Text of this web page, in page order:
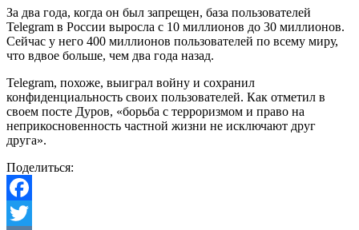
За два года, когда он был запрещен, база пользователей
Telegram в России выросла с 10 миллионов до 30 миллионов.
Сейчас у него 400 миллионов пользователей по всему миру,
что вдвое больше, чем два года назад.
Telegram, похоже, выиграл войну и сохранил
конфиденциальность своих пользователей. Как отметил в
своем посте Дуров, «борьба с терроризмом и право на
неприкосновенность частной жизни не исключают друг
друга».
Поделиться:
Facebook